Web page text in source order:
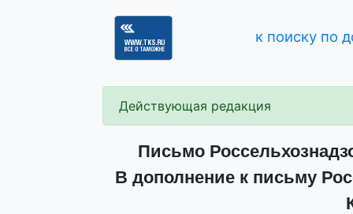
к поиску по
Действующая редакция
Письмо
В дополнение к письму